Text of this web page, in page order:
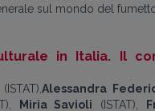
sul mondo del
in Italia. Il
(ISTAT), Alessandra
Miria Savioli (ISTAT),